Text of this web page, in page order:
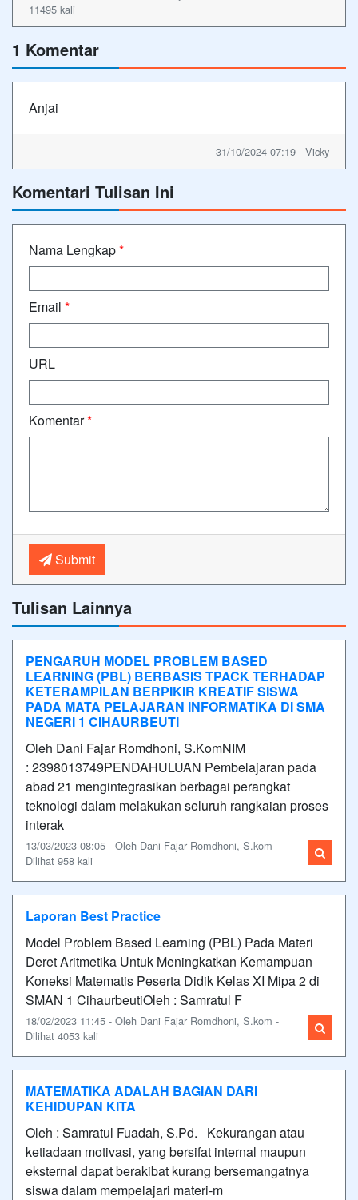
11495 kali
1 Komentar
Anjai
31/10/2024 07:19 - Vicky
Komentari Tulisan Ini
Nama Lengkap*
Email *
URL
Komentar*
Submit
Tulisan Lainnya
PENGARUH MODEL PROBLEM BASED
LEARNING (PBL) BERBASIS TPACK TERHADAP
KETERAMPILAN BERPIKIR KREATIF SISWA
PADA MATA PELAJARAN INFORMATIKA DI SMA
NEGERI 1 CIHAURBEUTI
Oleh Dani Fajar Romdhoni, S.KomNIM
: 2398013749PENDAHULUAN Pembelajaran pada
abad 21 mengintegrasikan berbagai perangkat
teknologi dalam melakukan seluruh rangkaian proses
interak
13/03/2023 08:05 - Oleh Dani Fajar Romdhoni, S.kom -
Dilihat 958 kali
Laporan Best Practice
Model Problem Based Learning (PBL) Pada Materi
Deret Aritmetika Untuk Meningkatkan Kemampuan
Koneksi Matematis Peserta Didik Kelas XI Mipa 2 di
SMAN 1 CihaurbeutiOleh : Samratul F
18/02/2023 11:45 - Oleh Dani Fajar Romdhoni, S.kom -
Dilihat 4053 kali
MATEMATIKA ADALAH BAGIAN DARI
KEHIDUPAN KITA
Oleh : Samratul Fuadah, S.Pd. Kekurangan atau
ketiadaan motivasi, yang bersifat internal maupun
eksternal dapat berakibat kurang bersemangatnya
siswa dalam mempelajari materi-m